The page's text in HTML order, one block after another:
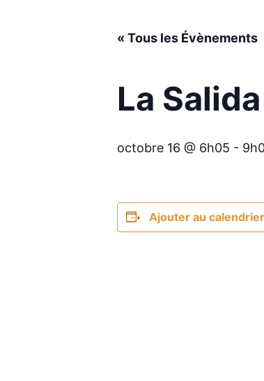
« Tous les Évènements
La
octobre 16 @ 6h05 -
Ajouter au calendrier